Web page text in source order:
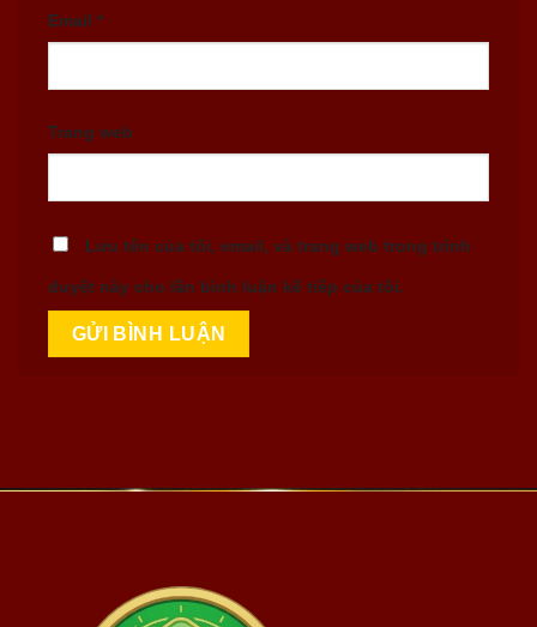
Email *
Trang web
Lưu tên của tôi, email, và trang web trong trình
duyệt này cho lần bình luận kế tiếp của tôi.